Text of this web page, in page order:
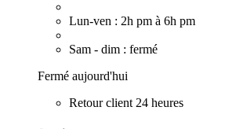
Lun-ven : 2h pm à 6h pm
Sam - dim : fermé
Fermé aujourd'hui
Retour client 24 heures